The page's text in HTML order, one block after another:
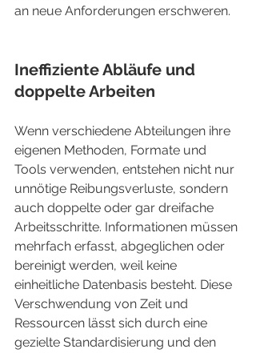
an neue Anforderungen erschweren.
Ineffiziente Abläufe und
doppelte Arbeiten
Wenn verschiedene Abteilungen ihre
eigenen Methoden, Formate und
Tools verwenden, entstehen nicht nur
unnötige Reibungsverluste, sondern
auch doppelte oder gar dreifache
Arbeitsschritte. Informationen müssen
mehrfach erfasst, abgeglichen oder
bereinigt werden, weil keine
einheitliche Datenbasis besteht. Diese
Verschwendung von Zeit und
Ressourcen lässt sich durch eine
gezielte Standardisierung und den